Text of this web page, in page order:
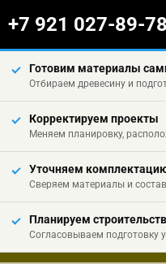
+7 921 027-89-78
Готовим материалы
Отбираем древесину и
Корректируем проекты
Меняем планировку,
Уточняем
Сверяем материалы и
Планируем
Согласовываем подготовку